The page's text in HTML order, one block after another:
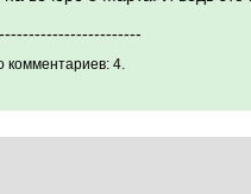
комментариев: 4.